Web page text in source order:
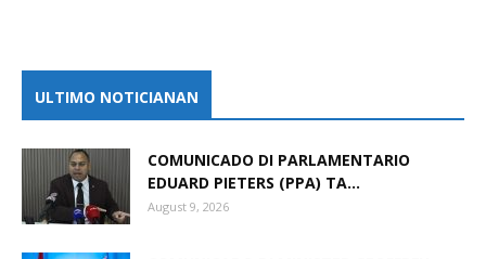
ULTIMO NOTICIANAN
COMUNICADO DI PARLAMENTARIO
EDUARD PIETERS (PPA) TA...
August 9, 2026